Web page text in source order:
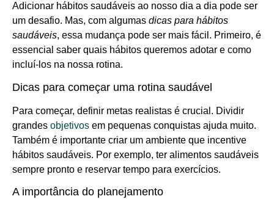
Adicionar hábitos saudáveis ao nosso dia a dia pode ser
um desafio. Mas, com algumas dicas para hábitos
saudáveis, essa mudança pode ser mais fácil. Primeiro, é
essencial saber quais hábitos queremos adotar e como
incluí-los na nossa rotina.
Dicas para começar uma rotina saudável
Para começar, definir metas realistas é crucial. Dividir
grandes objetivos em pequenas conquistas ajuda muito.
Também é importante criar um ambiente que incentive
hábitos saudáveis. Por exemplo, ter alimentos saudáveis
sempre pronto e reservar tempo para exercícios.
A importância do planejamento